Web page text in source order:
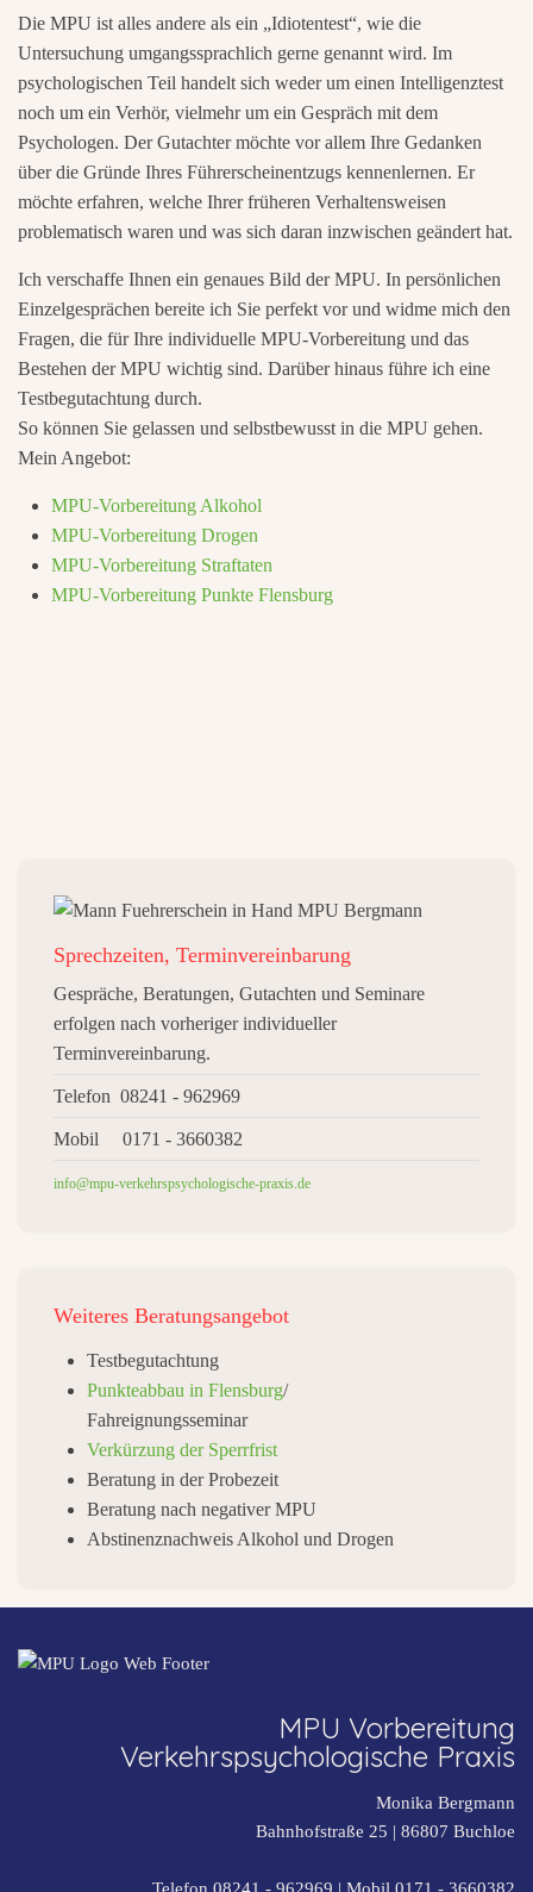
Die MPU ist alles andere als ein „Idiotentest“, wie die
Untersuchung umgangssprachlich gerne genannt wird. Im
psychologischen Teil handelt sich weder um einen Intelligenztest
noch um ein Verhör, vielmehr um ein Gespräch mit dem
Psychologen. Der Gutachter möchte vor allem Ihre Gedanken
über die Gründe Ihres Führerscheinentzugs kennenlernen. Er
möchte erfahren, welche Ihrer früheren Verhaltensweisen
problematisch waren und was sich daran inzwischen geändert hat.
Ich verschaffe Ihnen ein genaues Bild der MPU. In persönlichen
Einzelgesprächen bereite ich Sie perfekt vor und widme mich den
Fragen, die für Ihre individuelle MPU-Vorbereitung und das
Bestehen der MPU wichtig sind. Darüber hinaus führe ich eine
Testbegutachtung durch.
So können Sie gelassen und selbstbewusst in die MPU gehen.
Mein Angebot:
MPU-Vorbereitung Alkohol
MPU-Vorbereitung Drogen
MPU-Vorbereitung Straftaten
MPU-Vorbereitung Punkte Flensburg
Sprechzeiten, Terminvereinbarung
Gespräche, Beratungen, Gutachten und Seminare
erfolgen nach vorheriger individueller
Terminvereinbarung.
Telefon 08241 - 962969
Mobil 0171 - 3660382
info@mpu-verkehrspsychologische-praxis.de
Weiteres Beratungsangebot
Testbegutachtung
Punkteabbau in Flensburg/
Fahreignungsseminar
Verkürzung der Sperrfrist
Beratung in der Probezeit
Beratung nach negativer MPU
Abstinenznachweis Alkohol und Drogen
MPU Vorbereitung
Verkehrspsychologische Praxis
Monika Bergmann
Bahnhofstraße 25 | 86807 Buchloe